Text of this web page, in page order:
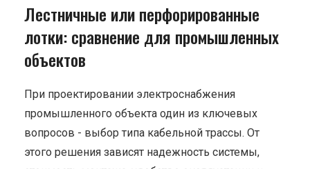
Лестничные или перфорированные
лотки: сравнение для промышленных
объектов
При проектировании электроснабжения
промышленного объекта один из ключевых
вопросов - выбор типа кабельной трассы. От
этого решения зависят надежность системы,